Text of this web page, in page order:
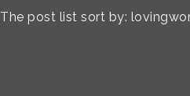
The post list sort by: